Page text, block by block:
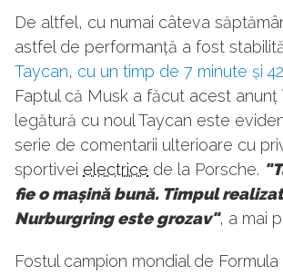
De altfel, cu numai câteva
astfel de performanță a fost
Taycan, cu un timp de 7 minute și
Faptul că Musk a făcut acest anunț
legătură cu noul Taycan este
serie de comentarii ulterioare cu
sportivei electrice de la Porsche.
fie o mașină bună. Timpul
Nurburgring este grozav", a mai
Fostul campion mondial de Formula